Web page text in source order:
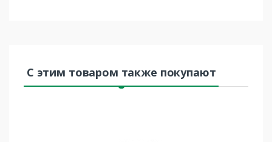
С этим товаром также покупают